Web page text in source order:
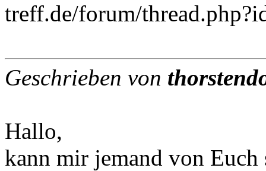
treff.de/forum/
Geschrieben von
Hallo,
kann mir jemand von